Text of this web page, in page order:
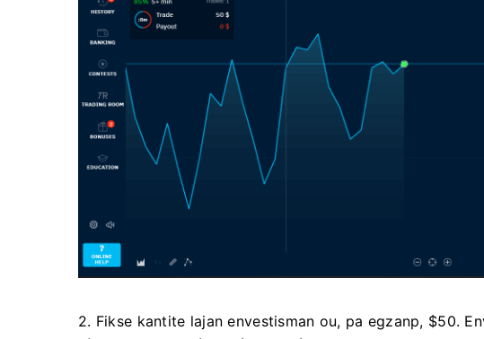
2. Fikse kantite lajan envestisman ou, pa egzanp, $50.